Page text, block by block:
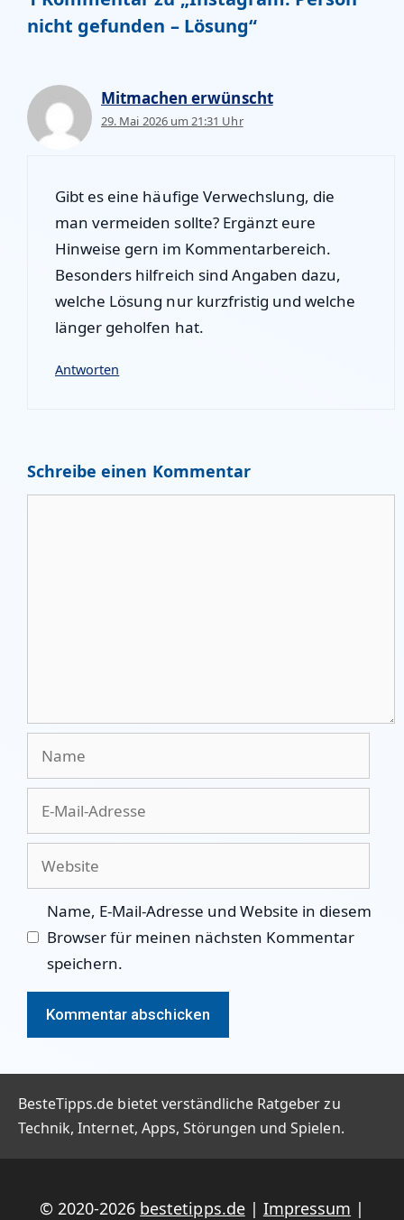
nicht gefunden – Lösung“
Mitmachen erwünscht
29. Mai 2026 um 21:31 Uhr
Gibt es eine häufige Verwechslung, die
man vermeiden sollte? Ergänzt eure
Hinweise gern im Kommentarbereich.
Besonders hilfreich sind Angaben dazu,
welche Lösung nur kurzfristig und welche
länger geholfen hat.
Antworten
Schreibe einen Kommentar
Name, E-Mail-Adresse und Website in diesem
Browser für meinen nächsten Kommentar
speichern.
BesteTipps.de bietet verständliche Ratgeber zu
Technik, Internet, Apps, Störungen und Spielen.
© 2020-2026 bestetipps.de| Impressum |